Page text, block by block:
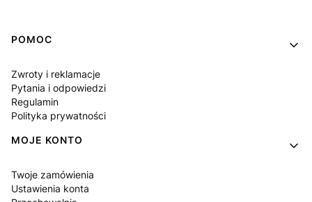
Linki w stopce
POMOC
Zwroty i reklamacje
Pytania i odpowiedzi
Regulamin
Polityka prywatności
MOJE KONTO
Twoje zamówienia
Ustawienia konta